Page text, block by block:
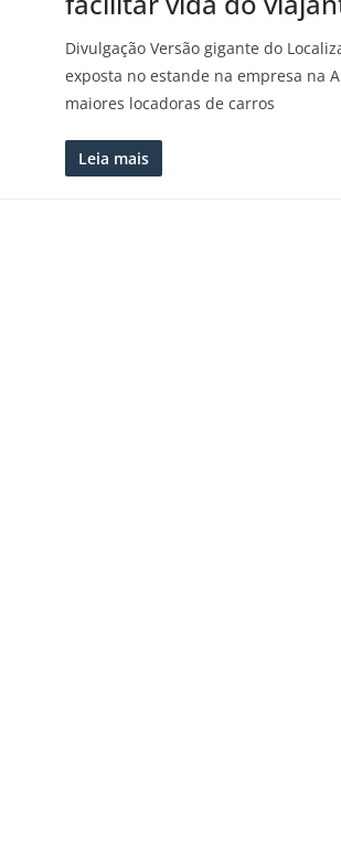
Divulgação Versão gigante do
exposta no estande na empresa na
maiores locadoras de carros
Leia mais